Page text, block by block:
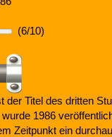
(6/10)
der Titel des dritten
1986
Zeitpunkt ein